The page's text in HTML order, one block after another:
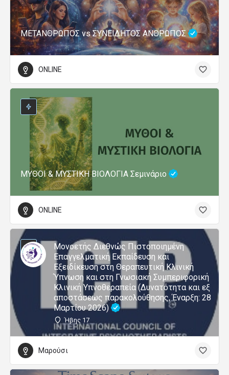
ΜΕΤΑΝΘΡΩΠΟΣ vs ΣΥΝΕΙΔΗΤΟΣ ΑΝΘΡΩΠΟΣ
ONLINE
ΜΥΘΟΙ & ΜΥΣΤΙΚΗ ΒΙΟΛΟΓΙΑ Σεμινάριο
ONLINE
Μονοετής Διεθνώς Πιστοποιημένη
Επαγγελματική Εκπαίδευση και
Εξειδίκευση στη Θεραπευτική Κλινική
Ύπνωση και στη Γνωσιακή Συμπεριφορική
Κλινική Υπνοθεραπεία (Δυνατότητα και εξ
αποστάσεως παρακολούθησης, Έναρξη: 28
Μαρτίου 2026)
Ήβης 17
Μαρούσι